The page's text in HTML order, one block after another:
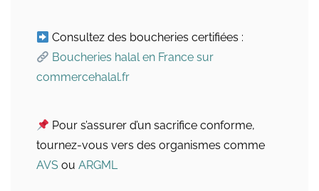
Consultez des boucheries certifiées :
Boucheries halal en France sur
commercehalal.fr
Pour s’assurer d’un sacrifice conforme,
tournez-vous vers des organismes comme
AVS ou ARGML